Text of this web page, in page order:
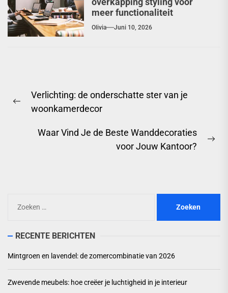
meer functionaliteit
Olivia Juni 10, 2026
Previous
Verlichting: de onderschatte ster van je
woonkamerdecor
Waar Vind Je de Beste Wanddecoraties
voor Jouw Kantoor?
naar:
RECENTE BERICHTEN
Mintgroen en lavendel: de zomercombinatie van 2026
Zwevende meubels: hoe creëer je luchtigheid in je interieur